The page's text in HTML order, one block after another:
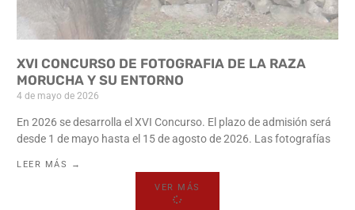
XVI CONCURSO DE FOTOGRAFIA DE LA RAZA
MORUCHA Y SU ENTORNO
4 de mayo de 2026
En 2026 se desarrolla el XVI Concurso. El plazo de admisión será
desde 1 de mayo hasta el 15 de agosto de 2026. Las fotografías
LEER MÁS →
VER MÁS